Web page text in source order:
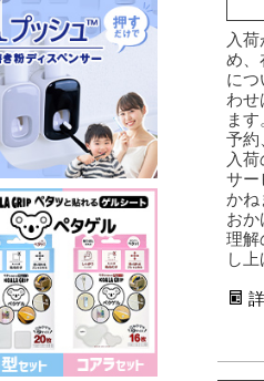
入
め、
につ
わせ
ま
予約
入
サー
かね
おか
理解
し